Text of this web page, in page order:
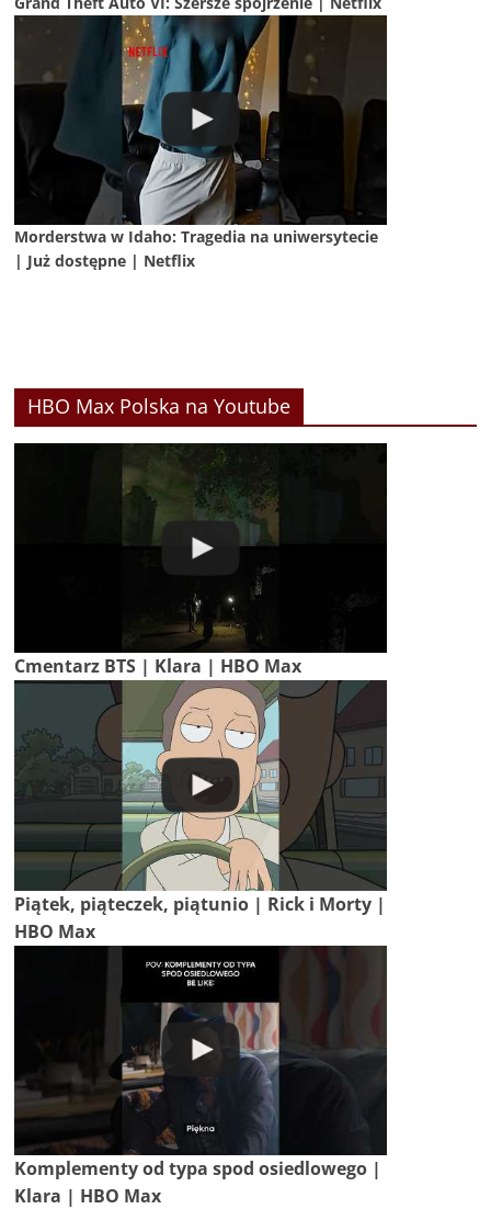
Morderstwa w Idaho: Tragedia na uniwersytecie
| Już dostępne | Netflix
HBO Max Polska na Youtube
Cmentarz BTS | Klara | HBO Max
Piątek, piąteczek, piątunio | Rick i Morty |
HBO Max
Komplementy od typa spod osiedlowego |
Klara | HBO Max